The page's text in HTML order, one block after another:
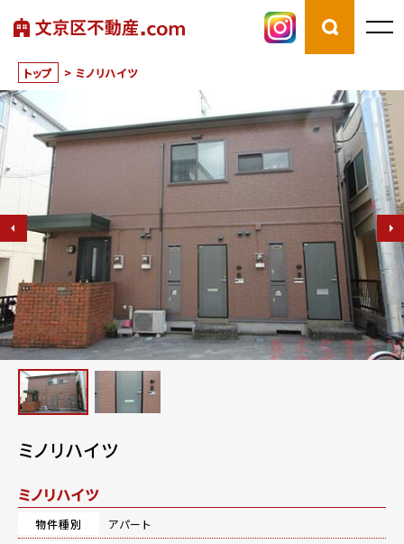
トップ > ミノリハイツ
ミノリハイツ
ミノリハイツ
物件種別
アパート